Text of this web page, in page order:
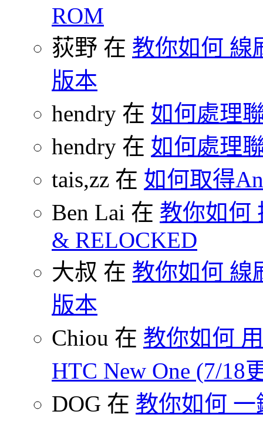
ROM
荻野 在 教你如何 線
版本
hendry 在 如何處理
hendry 在 如何處理
tais,zz 在 如何取得
Ben Lai 在 教你如何
& RELOCKED
大叔 在 教你如何 線
版本
Chiou 在 教你如何
HTC New One (7/18
DOG 在 教你如何 一